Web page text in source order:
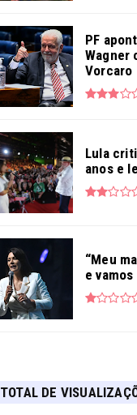
PF
Wagner
Vorcaro
Lula
anos e
“Meu
e
TOTAL DE